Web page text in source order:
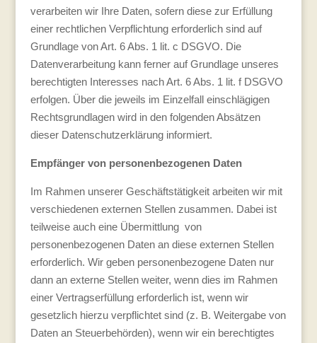
verarbeiten wir Ihre Daten, sofern diese zur Erfüllung
einer rechtlichen Verpflichtung erforderlich sind auf
Grundlage von Art. 6 Abs. 1 lit. c DSGVO. Die
Datenverarbeitung kann ferner auf Grundlage unseres
berechtigten Interesses nach Art. 6 Abs. 1 lit. f DSGVO
erfolgen. Über die jeweils im Einzelfall einschlägigen
Rechtsgrundlagen wird in den folgenden Absätzen
dieser Datenschutzerklärung informiert.
Empfänger von personenbezogenen Daten
Im Rahmen unserer Geschäftstätigkeit arbeiten wir mit
verschiedenen externen Stellen zusammen. Dabei ist
teilweise auch eine Übermittlung von
personenbezogenen Daten an diese externen Stellen
erforderlich. Wir geben personenbezogene Daten nur
dann an externe Stellen weiter, wenn dies im Rahmen
einer Vertragserfüllung erforderlich ist, wenn wir
gesetzlich hierzu verpflichtet sind (z. B. Weitergabe von
Daten an Steuerbehörden), wenn wir ein berechtigtes